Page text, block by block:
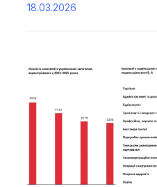
18.03.2026